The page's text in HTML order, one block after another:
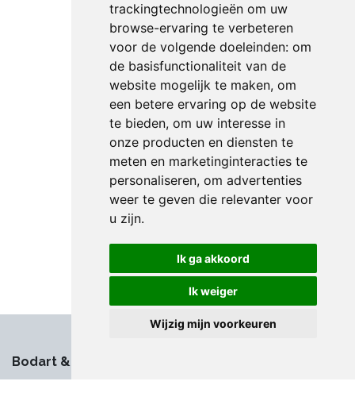
trackingtechnologieën om uw
browse-ervaring te verbeteren
voor de volgende doeleinden: om
de basisfunctionaliteit van de
website mogelijk te maken, om
een betere ervaring op de website
te bieden, om uw interesse in
onze producten en diensten te
meten en marketinginteracties te
personaliseren, om advertenties
weer te geven die relevanter voor
u zijn.
Ik ga akkoord
Ik weiger
Wijzig mijn voorkeuren
Bodart & Co